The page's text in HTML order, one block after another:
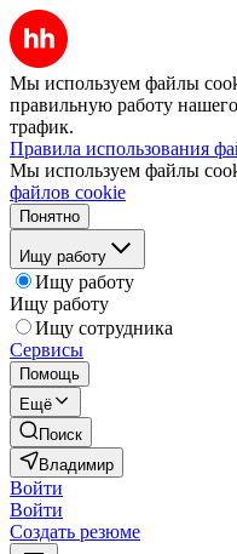
Мы используем файлы
правильную работу
трафик.
Правила использования
Мы используем файлы
файлов cookie
Понятно
Ищу работу
Ищу работу
Ищу работу
Ищу сотрудника
Сервисы
Помощь
Ещё
Поиск
Владимир
Войти
Войти
Создать резюме